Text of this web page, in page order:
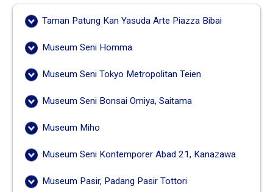
Taman Patung Kan Yasuda Arte Piazza Bibai
Museum Seni Homma
Museum Seni Tokyo Metropolitan Teien
Museum Seni Bonsai Omiya, Saitama
Museum Miho
Museum Seni Kontemporer Abad 21, Kanazawa
Museum Pasir, Padang Pasir Tottori